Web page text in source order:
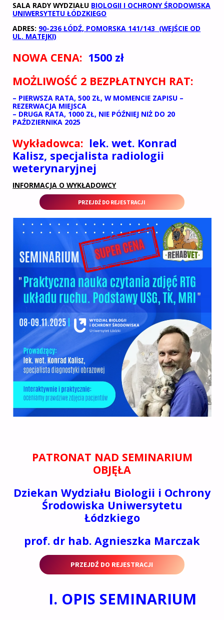
SALA RADY WYDZIAŁU BIOLOGII I OCHRONY ŚRODOWISKA
UNIWERSYTETU ŁÓDZKIEGO
ADRES: 90-236 ŁÓDŹ, POMORSKA 141/143 (WEJŚCIE OD
UL. MATEJKI)
NOWA CENA: 1500 zł
MOŻLIWOŚĆ 2 BEZPŁATNYCH RAT:
– PIERWSZA RATA, 500 ZŁ, W MOMENCIE ZAPISU –
REZERWACJA MIEJSCA
– DRUGA RATA, 1000 ZŁ, NIE PÓŹNIEJ NIŻ DO 20
PAŹDZIERNIKA 2025
Wykładowca: lek. wet. Konrad
Kalisz, specjalista radiologii
weterynaryjnej
INFORMACJA O WYKŁADOWCY
PRZEJDŹ DO REJESTRACJI
PATRONAT NAD SEMINARIUM
OBJĘŁA
Dziekan Wydziału Biologii i Ochrony
Środowiska Uniwersytetu
Łódzkiego
prof. dr hab. Agnieszka Marczak
PRZEJDŹ DO REJESTRACJI
I. OPIS SEMINARIUM